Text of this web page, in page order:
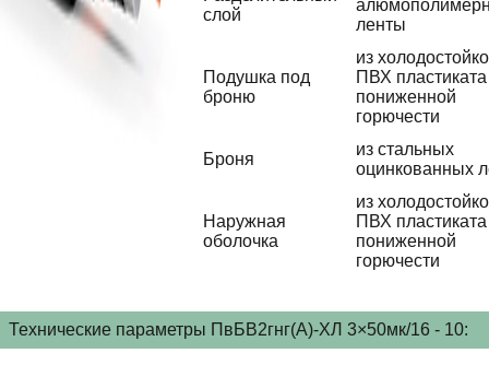
слой
ленты
Подушка под
броню
из
ПВХ пластиката
пониженной
горючести
Броня
из стальных
оцинкованных
Наружная
оболочка
из
ПВХ пластиката
пониженной
горючести
Технические параметры ПвБВ2гнг(А)-ХЛ 3×50мк/16 - 10: